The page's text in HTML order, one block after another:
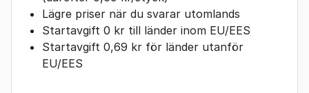
Lägre priser när du svarar utomlands
Startavgift 0 kr till länder inom EU/EES
Startavgift 0,69 kr för länder utanför
EU/EES